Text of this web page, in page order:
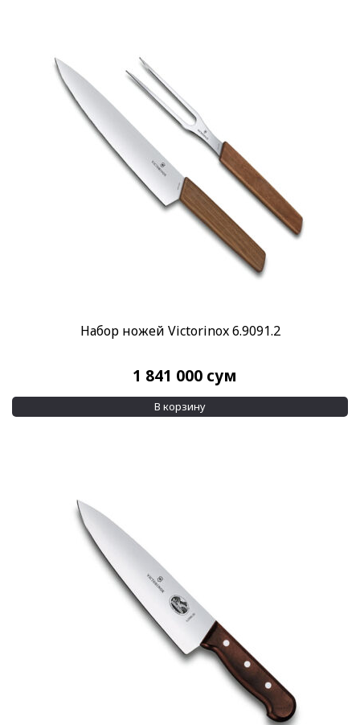
Набор ножей Victorinox 6.9091.2
1 841 000 сум
В корзину